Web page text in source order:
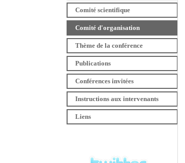
Comité scientifique
Comité d'organisation
Thème de la conférence
Publications
Conférences invitées
Instructions aux intervenants
Liens